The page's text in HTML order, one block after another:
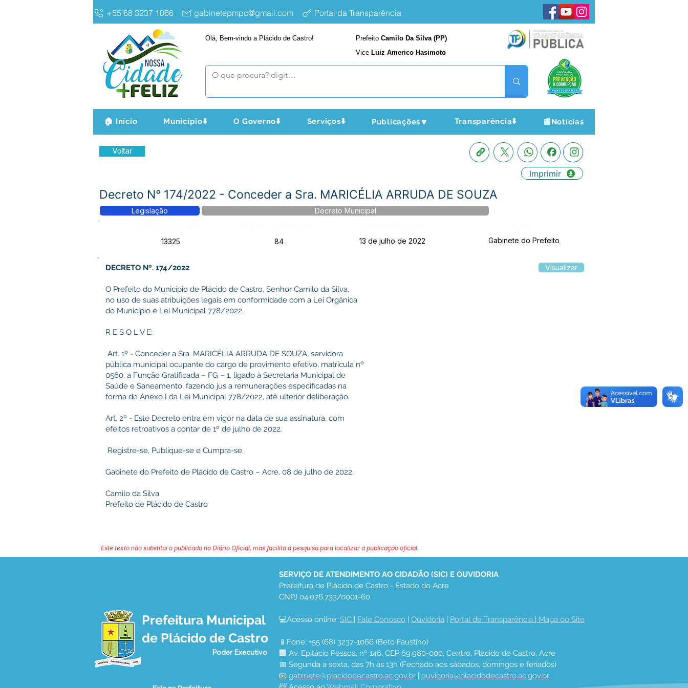
+55 68 3237 1066 gabinetepmpc@gmail.com Portal da Transparência
Olá, Bem-vindo a Plácido de Castro! Prefeito Camilo Da Silva (PP)
Vice Luiz Americo Hasimoto
🏠 Início Município⬇️ O Governo⬇️ Serviços⬇️ Publicações🔽 Transparência⬇️ 📰Notícias
Voltar
Imprimir
Decreto N° 174/2022 - Conceder a Sra. MARICÉLIA ARRUDA DE SOUZA
Legislação
Decreto Municipal
13325
84 13 de julho de 2022 Gabinete do Prefeito
DECRETO Nº. 174/2022
O Prefeito do Município de Plácido de Castro, Senhor Camilo da Silva,
no uso de suas atribuições legais em conformidade com a Lei Orgânica
do Município e Lei Municipal 778/2022.
R E S O L V E:
Art. 1º - Conceder a Sra. MARICÉLIA ARRUDA DE SOUZA, servidora
pública municipal ocupante do cargo de provimento efetivo, matrícula nº
0560, a Função Gratificada – FG – 1, ligado à Secretaria Municipal de
Saúde e Saneamento, fazendo jus a remunerações especificadas na
forma do Anexo I da Lei Municipal 778/2022, até ulterior deliberação.
Art. 2º - Este Decreto entra em vigor na data de sua assinatura, com
efeitos retroativos a contar de 1º de julho de 2022.
Registre-se, Publique-se e Cumpra-se.
Gabinete do Prefeito de Plácido de Castro – Acre, 08 de julho de 2022.
Camilo da Silva
Prefeito de Plácido de Castro
Visualizar
Este texto não substitui o publicado no Diário Oficial, mas facilita a pesquisa para localizar a publicação oficial.
Prefeitura Municipal
de Plácido de Castro
Poder Executivo
SERVIÇO DE ATENDIMENTO AO CIDADÃO (SIC) E OUVIDORIA
Prefeitura de Plácido de Castro - Estado do Acre
CNPJ 04.076.733/0001-60
💻Acesso online: SIC | Fale Conosco | Ouvidoria | Portal de Transparência | Mapa do Site
📱Fone: +55 (68) 3237-1066 (Beto Faustino)
🏢 Av. Epitácio Pessoa, nº 146, CEP 69.980-000, Centro, Plácido de Castro, Acre
📅 Segunda a sexta, das 7h às 13h (Fechado aos sábados, domingos e feriados)
📧 gabinete@placidodecastro.ac.gov.br | ouvidoria@placidodecastro.ac.gov.br